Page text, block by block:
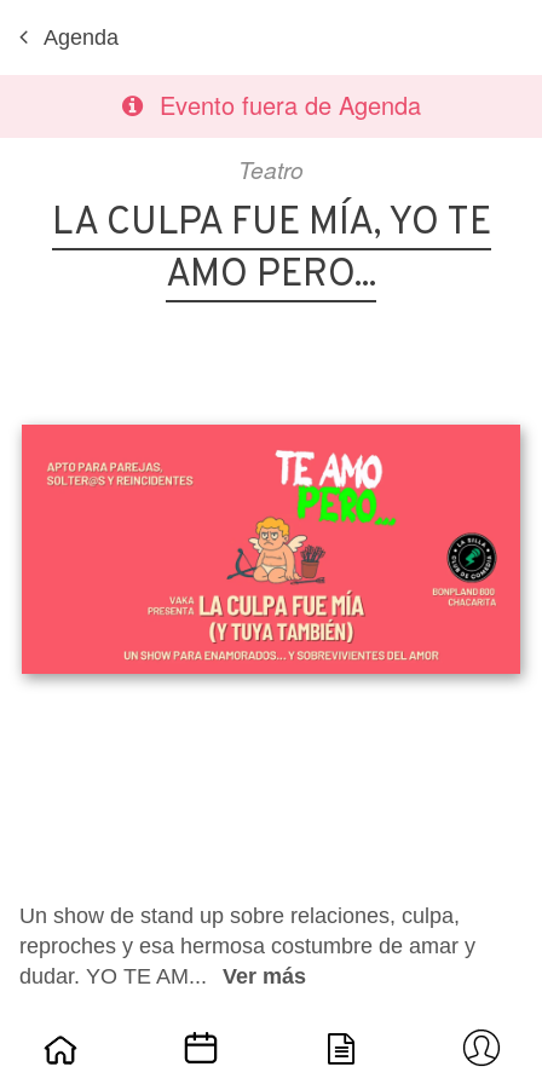
Agenda
Evento fuera de Agenda
Teatro
LA CULPA FUE MÍA, YO TE
AMO PERO...
Un show de stand up sobre relaciones, culpa,
reproches y esa hermosa costumbre de amar y
dudar. YO TE AM...
Ver más